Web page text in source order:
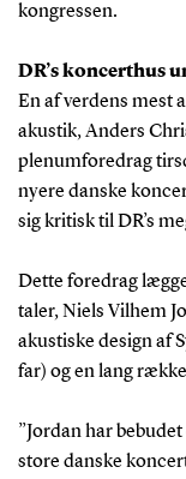
kongressen.
DR’s koncerthus
En af verdens mest
akustik, Anders
plenumforedrag
nyere danske
sig kritisk til DR’s
Dette foredrag
taler, Niels Vilhem
akustiske design af
far) og en lang
”Jordan har
store danske